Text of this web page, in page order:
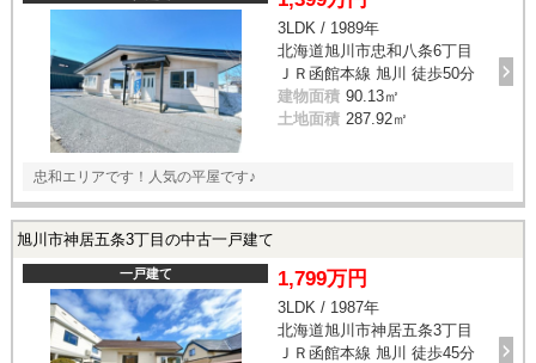
3LDK / 1989年
北海道旭川市忠和八条6丁目
ＪＲ函館本線 旭川 徒歩50分
建物面積 90.13㎡
土地面積 287.92㎡
忠和エリアです！人気の平屋です♪
旭川市神居五条3丁目の中古一戸建て
一戸建て 1,799万円
3LDK / 1987年
北海道旭川市神居五条3丁目
ＪＲ函館本線 旭川 徒歩45分